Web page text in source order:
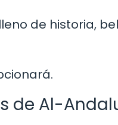
de historia,
de Al-